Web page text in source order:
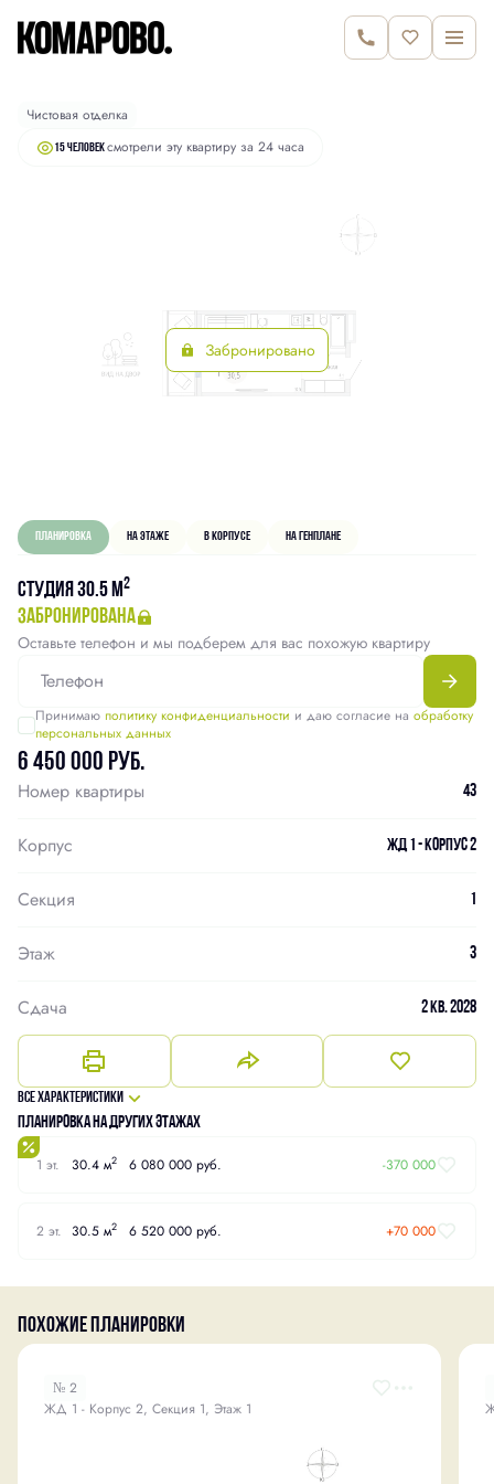
Студия30.5 м2 6 450 000 руб.
Чистовая отделка
15 человексмотрели эту квартиру за 24 часа
Забронировано
Планировка На этаже В корпусе На генплане
Студия 30.5 м2
забронирована
Оставьте телефон и мы подберем для вас похожую квартиру
Принимаю политику конфиденциальности и даю согласие на обработку
персональных данных
6 450 000 руб.
Номер квартиры 43
Корпус ЖД 1 - Корпус 2
Секция 1
Этаж 3
Сдача 2 кв. 2028
Все характеристики
Планировка на других этажах
1 эт. 30.4 м2 6 080 000 руб. -370 000
2 эт. 30.5 м2 6 520 000 руб. +70 000
Похожие планировки
№ 2
ЖД 1 - Корпус 2, Секция 1, Этаж 1